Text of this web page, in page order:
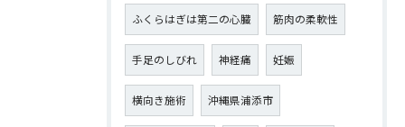
ふくらはぎは第二の心臓 筋肉の柔軟性
手足のしびれ 神経痛 妊娠
横向き施術 沖縄県浦添市